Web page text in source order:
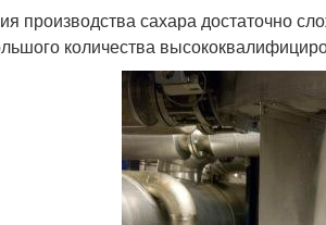
производства сахара достаточно
количества